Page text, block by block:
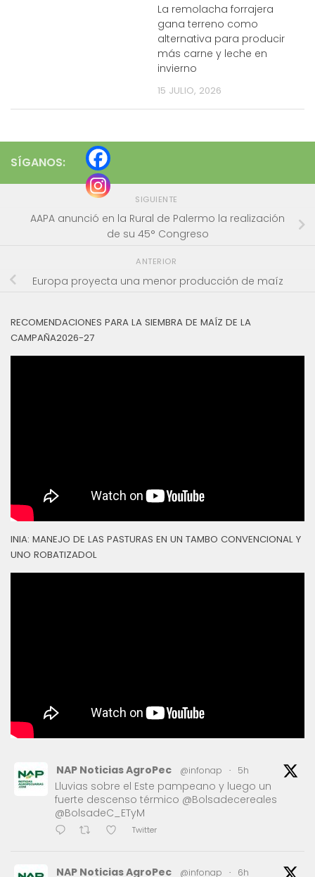
La remolacha forrajera
gana terreno como
alternativa para producir
más carne y leche en
invierno
15 JULIO, 2026
SÍGANOS:
SIGUIENTE
AAPA anunció en la Rural de Palermo la realización
de su 45° Congreso
ANTERIOR
Europa proyecta una menor producción de maíz
RECOMENDACIONES PARA LA SIEMBRA DE MAÍZ DE LA
CAMPAÑA2026-27
INIA: MANEJO DE LAS PASTURAS EN UN TAMBO CONVENCIONAL Y
UNO ROBATIZADOL
NAP Noticias AgroPec @infonap · 5h
Lluvias sobre el Este pampeano y luego un
fuerte descenso térmico @Bolsadecereales
@BolsadeC_ETyM
Twitter
NAP Noticias AgroPec @infonap · 6h